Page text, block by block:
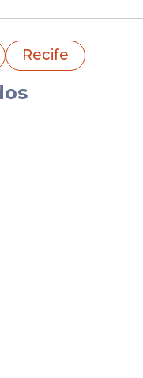
da proposta.
respeitado.
antes de
Recife